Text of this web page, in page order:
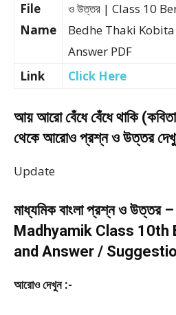
File
Name
ও উত্তর | Class 10
Bedhe Thaki
Answer PDF
Link
Click Here
আয় আরো বেঁধে বেঁধে থাকি
থেকে আরোও প্রশ্ন ও উত্তর
Update
মাধ্যমিক বাংলা প্রশ্ন ও
Madhyamik Class 10th
and Answer /
আরোও দেখুন :-